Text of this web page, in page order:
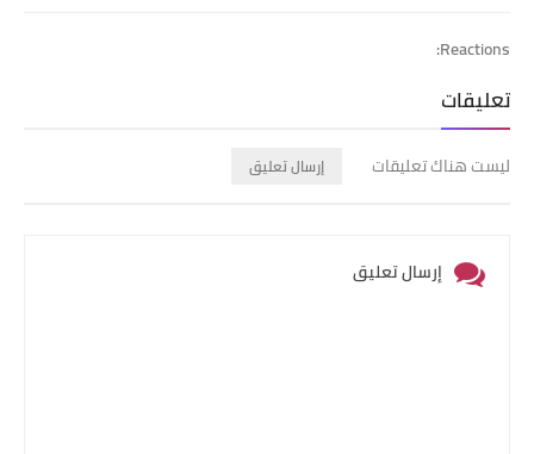
Reactions:
تعليقات
ليست هناك تعليقات إرسال تعليق
إرسال تعليق